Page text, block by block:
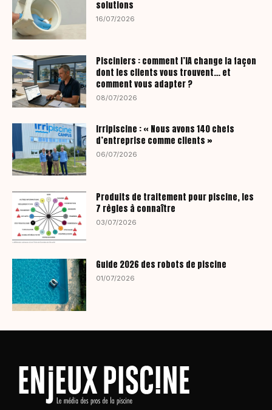
solutions
16/07/2026
Pisciniers : comment l’IA change la façon
dont les clients vous trouvent… et
comment vous adapter ?
08/07/2026
Irripiscine : « Nous avons 140 chefs
d’entreprise comme clients »
06/07/2026
Produits de traitement pour piscine, les
7 règles à connaître
03/07/2026
Guide 2026 des robots de piscine
01/07/2026